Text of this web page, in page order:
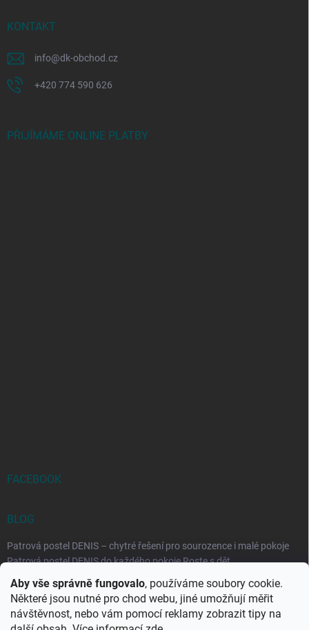
Aby vše správně fungovalo, používáme soubory cookie.
Některé jsou nutné pro chod webu, jiné umožňují měřit
návštěvnost, nebo vám pomocí reklamy zobrazit tipy na
KONTAKT
info@dk-obchod.cz
+420 774 590 626
PŘIJÍMÁME ONLINE PLATBY
FACEBOOK
BLOG
Patrová postel DENIS – chytré řešení pro sourozence i malé pokoje
Patrová postel DENIS do každého pokoje Roste s dět...
Rozkládací postele RELAX – ideální řešení pro malé prostory i
každodenní spaní
Rozkládací postel, která se přizpůsobí vašemu živo...